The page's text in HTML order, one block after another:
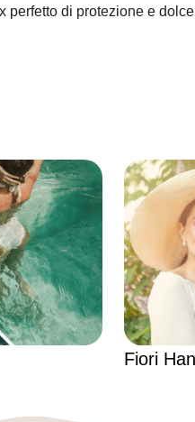
perfetto di protezione e
Fiori